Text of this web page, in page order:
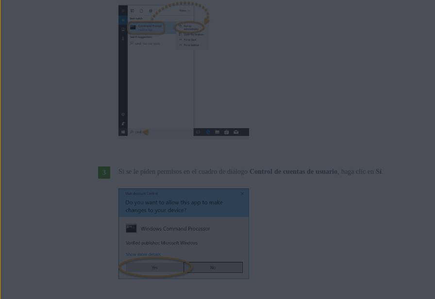
Si se le piden permisos en el cuadro de diálogo Control de cuentas de usuario, haga clic en Sí.